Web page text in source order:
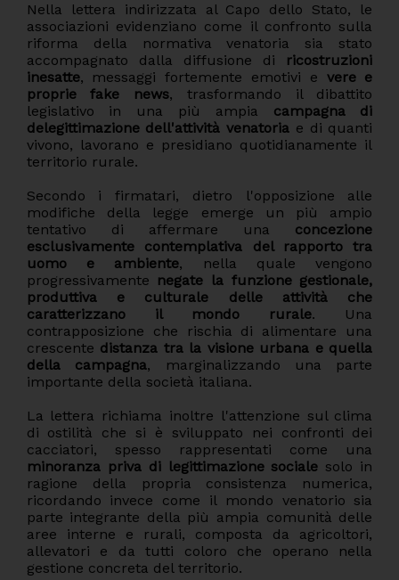
Nella lettera indirizzata al Capo dello Stato, le
associazioni evidenziano come il confronto sulla
riforma della normativa venatoria sia stato
accompagnato dalla diffusione di ricostruzioni
inesatte, messaggi fortemente emotivi e vere e
proprie fake news, trasformando il dibattito
legislativo in una più ampia campagna di
delegittimazione dell'attività venatoria e di quanti
vivono, lavorano e presidiano quotidianamente il
territorio rurale.
Secondo i firmatari, dietro l'opposizione alle
modifiche della legge emerge un più ampio
tentativo di affermare una concezione
esclusivamente contemplativa del rapporto tra
uomo e ambiente, nella quale vengono
progressivamente negate la funzione gestionale,
produttiva e culturale delle attività che
caratterizzano il mondo rurale. Una
contrapposizione che rischia di alimentare una
crescente distanza tra la visione urbana e quella
della campagna, marginalizzando una parte
importante della società italiana.
La lettera richiama inoltre l'attenzione sul clima
di ostilità che si è sviluppato nei confronti dei
cacciatori, spesso rappresentati come una
minoranza priva di legittimazione sociale solo in
ragione della propria consistenza numerica,
ricordando invece come il mondo venatorio sia
parte integrante della più ampia comunità delle
aree interne e rurali, composta da agricoltori,
allevatori e da tutti coloro che operano nella
gestione concreta del territorio.